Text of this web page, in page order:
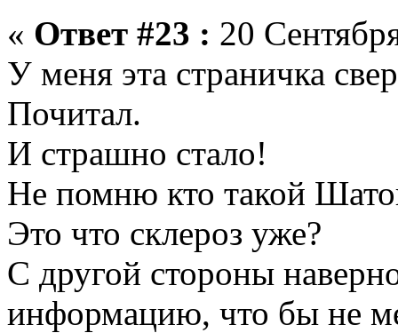
« Ответ #23 : 20
У меня эта страничка
Почитал.
И страшно стало!
Не помню кто такой
Это что склероз уже?
С другой стороны
информацию, что бы не